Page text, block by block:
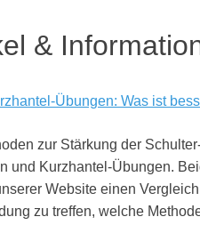
&
Übungen: Was ist
zur Stärkung der
und Kurzhantel-Übungen.
Website einen
zu treffen, welche